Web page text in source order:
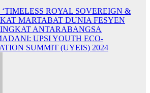
ROYAL SOVEREIGN &
MARTABAT DUNIA FESYEN
ANTARABANGSA
UPSI YOUTH ECO-
SUMMIT (UYEIS) 2024